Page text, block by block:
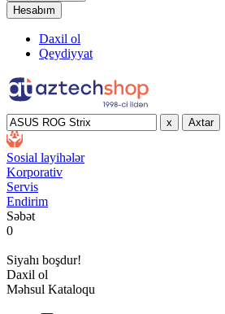
Hesabım
Daxil ol
Qeydiyyat
x Axtar
Sosial layihələr
Korporativ
Servis
Endirim
Səbət
0
Siyahı boşdur!
Daxil ol
Məhsul Kataloqu